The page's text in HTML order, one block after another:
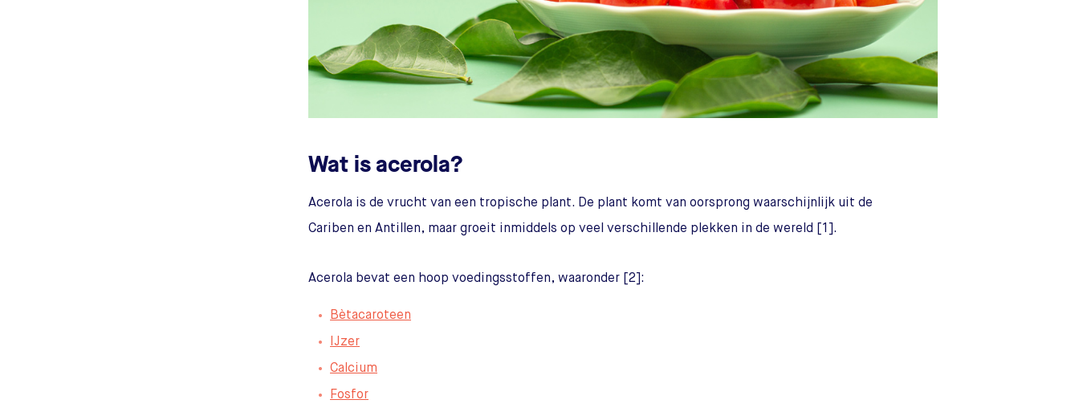
Wat is acerola?
Acerola is de vrucht van een tropische plant. De plant komt van oorsprong waarschijnlijk uit de
Cariben en Antillen, maar groeit inmiddels op veel verschillende plekken in de wereld [1].
Acerola bevat een hoop voedingsstoffen, waaronder [2]:
Bètacaroteen
IJzer
Calcium
Fosfor